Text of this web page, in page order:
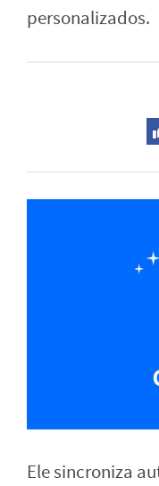
personalizados.
Ele sincroniza